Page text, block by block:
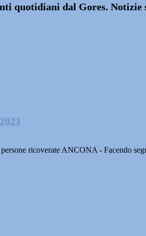
quotidiani dal Gores.
ricoverate ANCONA - Facendo